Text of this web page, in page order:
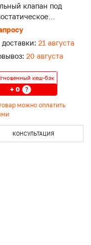
клапан под
М30х1.5, 1"НР
доставки: 21 августа
20 августа
кеш-бэк
+ 0 ?
можно оплатить
КОНСУЛЬТАЦИЯ